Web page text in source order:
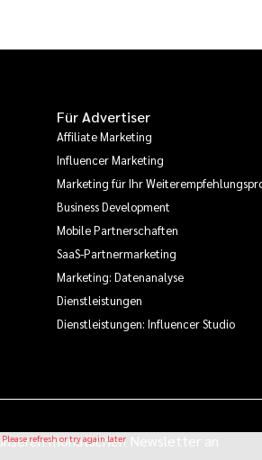
Für Advertiser
Affiliate Marketing
Influencer Marketing
Marketing für Ihr
Business Development
Mobile Partnerschaften
SaaS-Partnermarketing
Marketing: Datenanalyse
Dienstleistungen
Dienstleistungen: Influencer Studio
monatlichen Newsletter an